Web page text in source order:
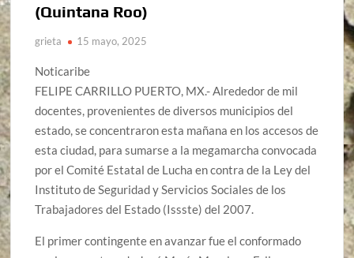
(Quintana Roo)
grieta 15 mayo, 2025
Noticaribe
FELIPE CARRILLO PUERTO, MX.- Alrededor de mil
docentes, provenientes de diversos municipios del
estado, se concentraron esta mañana en los accesos de
esta ciudad, para sumarse a la megamarcha convocada
por el Comité Estatal de Lucha en contra de la Ley del
Instituto de Seguridad y Servicios Sociales de los
Trabajadores del Estado (Issste) del 2007.
El primer contingente en avanzar fue el conformado